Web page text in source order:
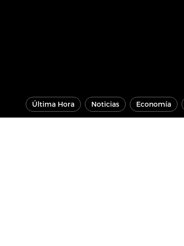
Última Hora Noticias Economía